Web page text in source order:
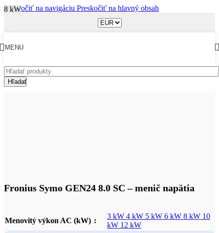
Preskočiť na navigáciu Preskočiť na hlavný obsah
MENU
Hľadať
Obchod
8 kW
Fronius Symo GEN24 8.0 SC – menič napätia
Menovitý výkon AC (kW)
3 kW 4 kW 5 kW 6 kW 8 kW 10
kW 12 kW